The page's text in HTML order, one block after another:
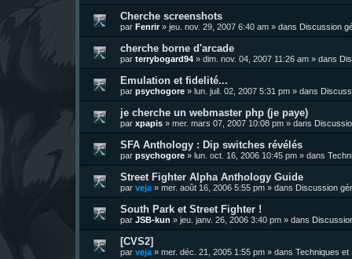
Cherche screenshots
par Fenrir» jeu. nov. 29, 2007 6:40 am » dans Discussion
cherche borne d'arcade
par terrybogard94 » dim. nov. 04, 2007 11:26 am » dans
Emulation et fidelité...
par psychogore » lun. juil. 02, 2007 5:31 pm » dans
je cherche un webmaster php (je paye)
par xpapis » mer. mars 07, 2007 10:08 pm » dans
SFA Anthology : Dip switches révélés
par psychogore » lun. oct. 16, 2006 10:45 pm » dans
Street Fighter Alpha Anthology Guide
par veja » mer. août 16, 2006 5:55 pm » dans Discussion
South Park et Street Fighter !
par JSB-kun » jeu. janv. 26, 2006 3:40 pm » dans
[CVS2]
par veja » mer. déc. 21, 2005 1:55 pm » dans Techniques et